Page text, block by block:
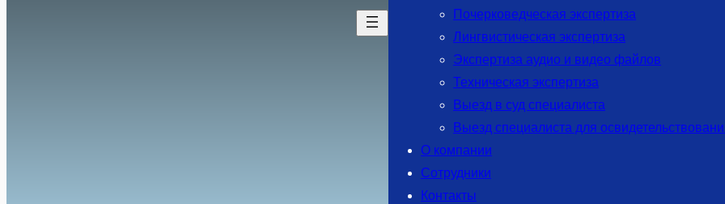
Почерковедческая экспертиза
Лингвистическая экспертиза
Экспертиза аудио и видео файлов
Техническая экспертиза
Выезд в суд специалиста
Выезд специалиста для
О компании
Сотрудники
Контакты